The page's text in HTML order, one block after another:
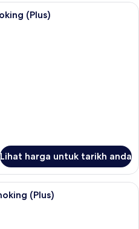
1 bilik tidur, peti besi dalam bilik,
(Plus)
Lihat harga untuk tarikh anda
1 bilik tidur, peti besi dalam bilik,
(Plus)